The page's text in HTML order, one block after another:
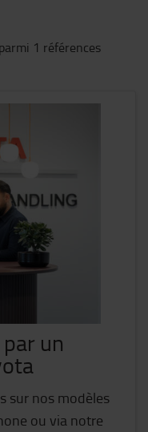
1 références
un
sur nos modèles
ou via notre